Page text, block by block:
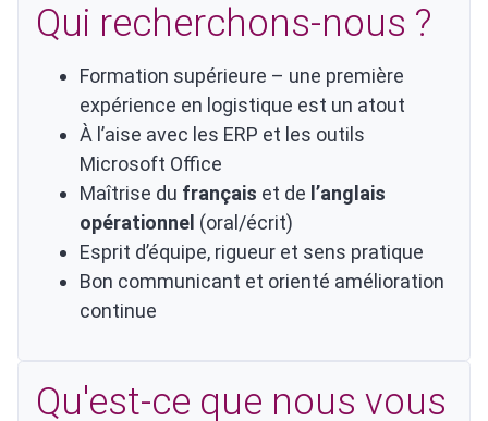
Qui recherchons-nous ?
Formation supérieure – une première
expérience en logistique est un atout
À l’aise avec les ERP et les outils
Microsoft Office
Maîtrise du français et de l’anglais
opérationnel (oral/écrit)
Esprit d’équipe, rigueur et sens pratique
Bon communicant et orienté amélioration
continue
Qu'est-ce que nous vous